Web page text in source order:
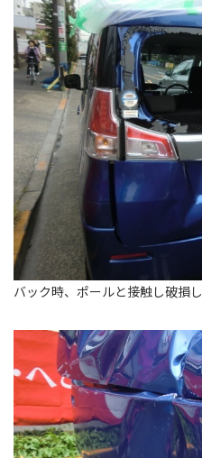
バック時、ポールと接触し破損